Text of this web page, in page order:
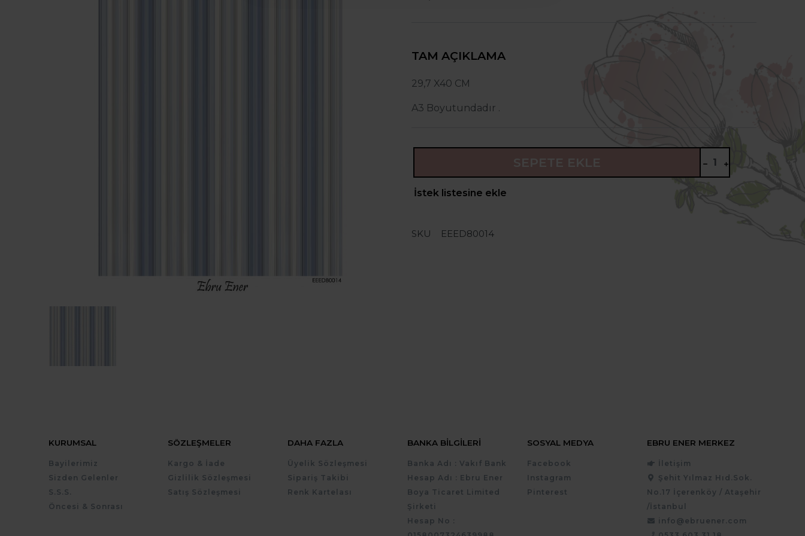
TAM AÇIKLAMA
29,7 X40 CM
A3 Boyutundadır .
İstek listesine ekle
SKU EEED80014
KURUMSAL
Bayilerimiz
Sizden Gelenler
S.S.S.
Öncesi & Sonrası
SÖZLEŞMELER
Kargo & İade
Gizlilik Sözleşmesi
Satış Sözleşmesi
DAHA FAZLA
Üyelik Sözleşmesi
Sipariş Takibi
Renk Kartelası
BANKA BILGILERI
Banka Adı : Vakıf Bank
Hesap Adı : Ebru Ener
Boya Ticaret Limited
Şirketi
Hesap No :
SOSYAL MEDYA
Facebook
Instagram
Pinterest
EBRU ENER MERKEZ
İletişim
Şehit Yılmaz Hıd.Sok.
No.17 İçerenköy / Ataşehir
/İstanbul
info@ebruener.com